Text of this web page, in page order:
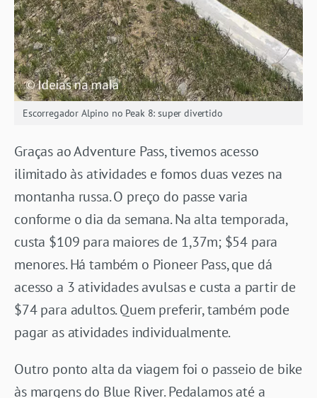
Escorregador Alpino no Peak 8: super divertido
Graças ao Adventure Pass, tivemos acesso
ilimitado às atividades e fomos duas vezes na
montanha russa. O preço do passe varia
conforme o dia da semana. Na alta temporada,
custa $109 para maiores de 1,37m; $54 para
menores. Há também o Pioneer Pass, que dá
acesso a 3 atividades avulsas e custa a partir de
$74 para adultos. Quem preferir, também pode
pagar as atividades individualmente.
Outro ponto alta da viagem foi o passeio de bike
às margens do Blue River. Pedalamos até a